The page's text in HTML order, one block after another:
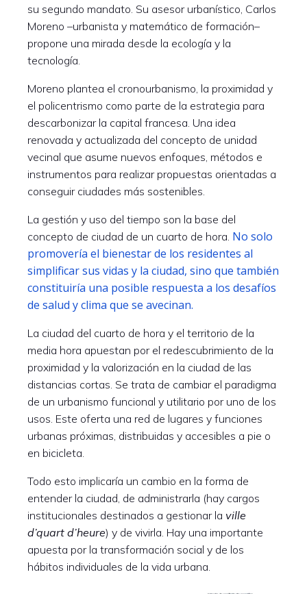
su segundo mandato. Su asesor urbanístico, Carlos
Moreno –urbanista y matemático de formación–
propone una mirada desde la ecología y la
tecnología.
Moreno plantea el cronourbanismo, la proximidad y
el policentrismo como parte de la estrategia para
descarbonizar la capital francesa. Una idea
renovada y actualizada del concepto de unidad
vecinal que asume nuevos enfoques, métodos e
instrumentos para realizar propuestas orientadas a
conseguir ciudades más sostenibles.
La gestión y uso del tiempo son la base del
concepto de ciudad de un cuarto de hora. No solo
promovería el bienestar de los residentes al
simplificar sus vidas y la ciudad, sino que también
constituiría una posible respuesta a los desafíos
de salud y clima que se avecinan.
La ciudad del cuarto de hora y el territorio de la
media hora apuestan por el redescubrimiento de la
proximidad y la valorización en la ciudad de las
distancias cortas. Se trata de cambiar el paradigma
de un urbanismo funcional y utilitario por uno de los
usos. Este oferta una red de lugares y funciones
urbanas próximas, distribuidas y accesibles a pie o
en bicicleta.
Todo esto implicaría un cambio en la forma de
entender la ciudad, de administrarla (hay cargos
institucionales destinados a gestionar la ville
d’quart d’heure) y de vivirla. Hay una importante
apuesta por la transformación social y de los
hábitos individuales de la vida urbana.